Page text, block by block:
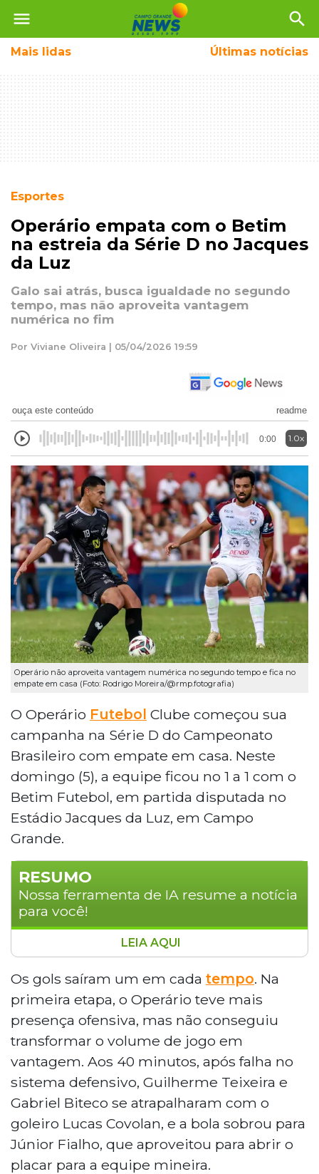
menu search
Mais lidas Últimas notícias
Esportes
Operário empata com o Betim
na estreia da Série D no Jacques
da Luz
Galo sai atrás, busca igualdade no segundo
tempo, mas não aproveita vantagem
numérica no fim
Por Viviane Oliveira | 05/04/2026 19:59
ouça este conteúdo readme
0:00 1.0x
Operário não aproveita vantagem numérica no segundo tempo e fica no
empate em casa (Foto: Rodrigo Moreira/@rmp.fotografia)
O Operário Futebol Clube começou sua
campanha na Série D do Campeonato
Brasileiro com empate em casa. Neste
domingo (5), a equipe ficou no 1 a 1 com o
Betim Futebol, em partida disputada no
Estádio Jacques da Luz, em Campo
Grande.
RESUMO
Nossa ferramenta de IA resume a notícia
para você!
O Operário Futebol Clube estreou na
Série D do Campeonato Brasileiro com
empate em casa. Neste domingo, a
equipe ficou no 1 a 1 com o Betim Futebol,
no Estádio Jacques da Luz, em Campo
Grande. Júnior Fialho abriu o placar para
o time mineiro e Matheus Galdezani
igualou de cabeça. Mesmo com
vantagem numérica após expulsão do
adversário, o Operário não buscou a
vitória. Na próxima rodada, enfrenta o
CRAC no dia 12.
LEIA AQUI
Os gols saíram um em cada tempo. Na
primeira etapa, o Operário teve mais
presença ofensiva, mas não conseguiu
transformar o volume de jogo em
vantagem. Aos 40 minutos, após falha no
sistema defensivo, Guilherme Teixeira e
Gabriel Biteco se atrapalharam com o
goleiro Lucas Covolan, e a bola sobrou para
Júnior Fialho, que aproveitou para abrir o
placar para a equipe mineira.